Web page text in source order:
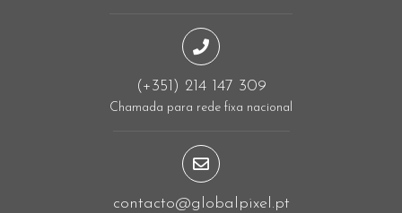
(+351) 214 147 309
Chamada para rede fixa nacional
contacto@globalpixel.pt